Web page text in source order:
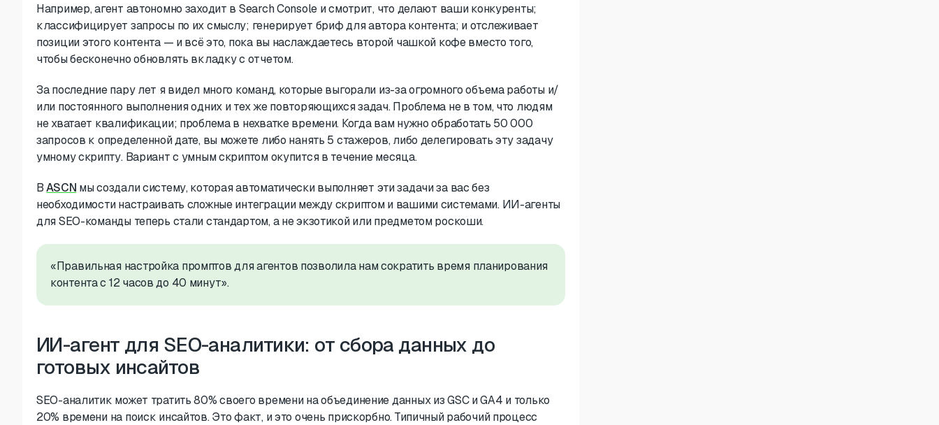
Например, агент автономно заходит в Search Console и смотрит, что делают ваши конкуренты;
классифицирует запросы по их смыслу; генерирует бриф для автора контента; и отслеживает
позиции этого контента — и всё это, пока вы наслаждаетесь второй чашкой кофе вместо того,
чтобы бесконечно обновлять вкладку с отчетом.
За последние пару лет я видел много команд, которые выгорали из-за огромного объема работы и/
или постоянного выполнения одних и тех же повторяющихся задач. Проблема не в том, что людям
не хватает квалификации; проблема в нехватке времени. Когда вам нужно обработать 50 000
запросов к определенной дате, вы можете либо нанять 5 стажеров, либо делегировать эту задачу
умному скрипту. Вариант с умным скриптом окупится в течение месяца.
ВASCN мы создали систему, которая автоматически выполняет эти задачи за вас без
необходимости настраивать сложные интеграции между скриптом и вашими системами. ИИ-агенты
для SEO-команды теперь стали стандартом, а не экзотикой или предметом роскоши.
«Правильная настройка промптов для агентов позволила нам сократить время планирования
контента с 12 часов до 40 минут».
ИИ-агент для SEO-аналитики: от сбора данных до
готовых инсайтов
SEO-аналитик может тратить 80% своего времени на объединение данных из GSC и GA4 и только
20% времени на поиск инсайтов. Это факт, и это очень прискорбно. Типичный рабочий процесс